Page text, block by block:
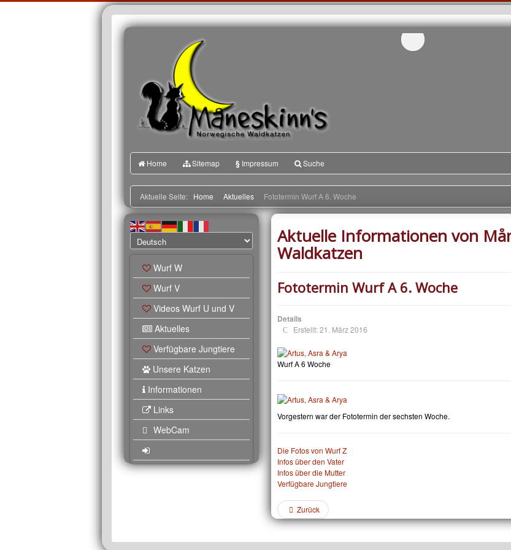
Home Sitemap § Impressum Suche
Aktuelle Seite: Home Aktuelles Fototermin Wurf A 6. Woche
Wurf W
Wurf V
Videos Wurf U und V
Aktuelles
Verfügbare Jungtiere
Unsere Katzen
Informationen
Links
WebCam
Aktuelle Informationen von
Waldkatzen
Fototermin Wurf A 6. Woche
Details
Erstellt: 21. März 2016
Wurf A 6 Woche
Vorgestern war der Fototermin der sechsten Woche.
Die Fotos von Wurf Z
Infos über den Vater
Infos über die Mutter
Verfügbare Jungtiere
Zurück